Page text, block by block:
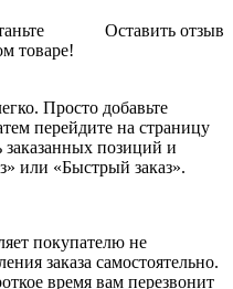
Оставить отзыв
товаре!
Просто добавьте
перейдите на страницу
заказанных позиций и
или «Быстрый заказ».
покупателю не
заказа самостоятельно.
время вам перезвонит